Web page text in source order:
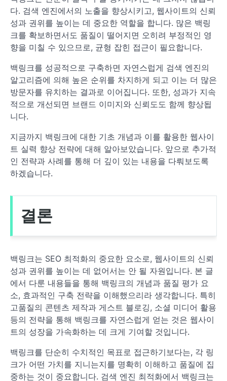
다. 검색 엔진에서의 노출을 향상시키고, 웹사이트의 신뢰
성과 권위를 높이는 데 중요한 역할을 합니다. 많은 백링
크를 확보하면서도 품질이 떨어지면 오히려 부정적인 영
향을 미칠 수 있으므로, 균형 잡힌 접근이 필요합니다.
백링크를 성공적으로 구축하면 자연스럽게 검색 엔진의
알고리즘에 의해 높은 순위를 차지하게 되고 이는 더 많은
방문자를 유치하는 결과로 이어집니다. 또한, 성과가 지속
적으로 개선되면 브랜드 이미지와 신뢰도도 함께 향상됩
니다.
지금까지 백링크에 대한 기초 개념과 이를 활용한 웹사이
트 실력 향상 전략에 대해 알아보았습니다. 앞으로 추가적
인 전략과 사례를 통해 더 깊이 있는 내용을 다뤄보도록
하겠습니다.
결론
백링크는 SEO 최적화의 중요한 요소로, 웹사이트의 신뢰
성과 권위를 높이는 데 없어서는 안 될 자원입니다. 본 글
에서 다룬 내용들을 통해 백링크의 개념과 품질 평가 요
소, 효과적인 구축 전략을 이해했으리라 생각합니다. 특히
고품질의 콘텐츠 제작과 게스트 블로깅, 소셜 미디어 활용
등의 전략을 통해 백링크를 자연스럽게 얻는 것은 웹사이
트의 성장을 가속화하는 데 크게 기여할 것입니다.
백링크를 단순히 수치적인 목표로 접근하기보다는, 각 링
크가 어떤 가치를 지니는지를 명확히 이해하고 품질에 집
중하는 것이 중요합니다. 검색 엔진 최적화에서 백링크는